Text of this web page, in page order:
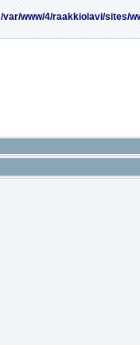
/var/www/4/raakkiolavi/sites/